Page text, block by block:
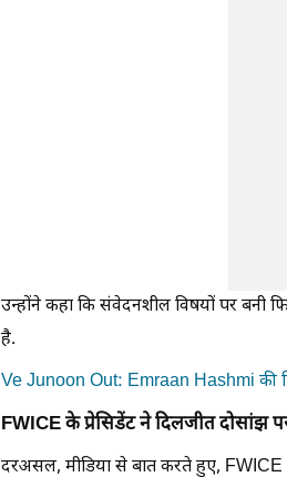
उन्होंने कहा कि संवेदनशील विषयों पर बनी
है.
Ve Junoon Out: Emraan Hashmi
FWICE के प्रेसिडेंट ने दिलजीत दोसांझ
दरअसल, मीडिया से बात करते हुए, FWICE के